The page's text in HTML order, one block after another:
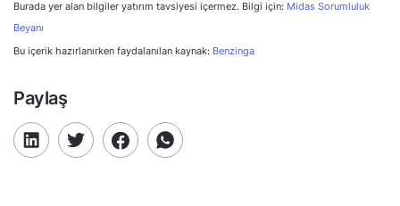
Burada yer alan bilgiler yatırım tavsiyesi içermez. Bilgi için: Midas Sorumluluk
Beyanı
Bu içerik hazırlanırken faydalanılan kaynak: Benzinga
Paylaş